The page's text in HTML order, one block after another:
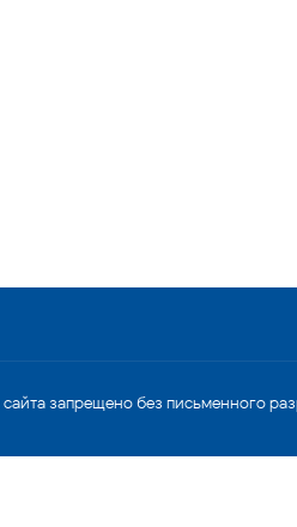
запрещено без письменного